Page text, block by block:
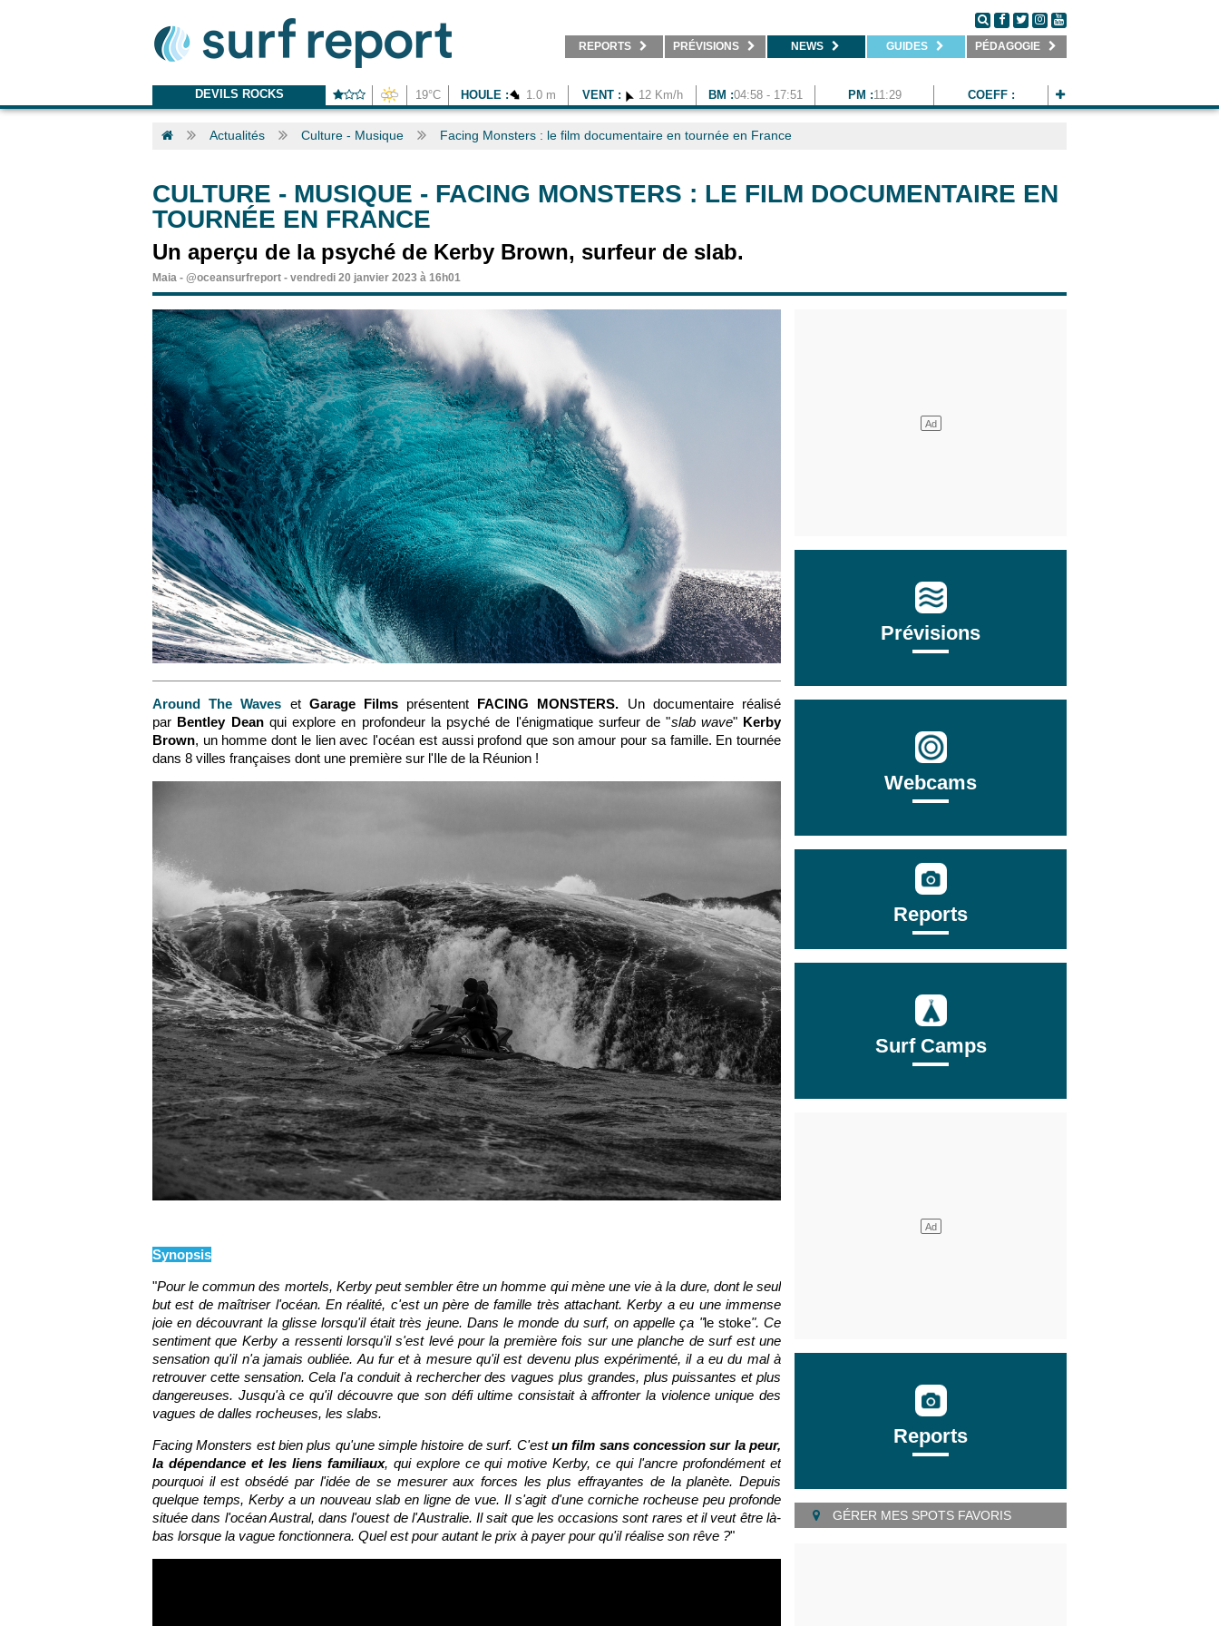
REPORTS PRÉVISIONS NEWS GUIDES PÉDAGOGIE
DEVILS ROCKS 19°C HOULE : 1.0 m VENT : 12 Km/h BM :04:58 - 17:51 PM :11:29 COEFF :
Actualités Culture - Musique Facing Monsters : le film documentaire en tournée en France
CULTURE - MUSIQUE - FACING MONSTERS : LE FILM DOCUMENTAIRE EN
TOURNÉE EN FRANCE
Un aperçu de la psyché de Kerby Brown, surfeur de slab.
Maia - @oceansurfreport - vendredi 20 janvier 2023 à 16h01
Around The Waves et Garage Filmsprésentent FACING MONSTERS. Un documentaire réalisé
par Bentley Dean qui explore en profondeur la psyché de l'énigmatique surfeur de "slab wave" Kerby
Brown, un homme dont le lien avec l'océan est aussi profond que son amour pour sa famille. En tournée
dans 8 villes françaises dont une première sur l'Ile de la Réunion !
Synopsis
"Pour le commun des mortels, Kerby peut sembler être un homme qui mène une vie à la dure, dont le seul
but est de maîtriser l'océan. En réalité, c'est un père de famille très attachant. Kerby a eu une immense
joie en découvrant la glisse lorsqu'il était très jeune. Dans le monde du surf, on appelle ça "le stoke". Ce
sentiment que Kerby a ressenti lorsqu'il s'est levé pour la première fois sur une planche de surf est une
sensation qu'il n'a jamais oubliée. Au fur et à mesure qu'il est devenu plus expérimenté, il a eu du mal à
retrouver cette sensation. Cela l'a conduit à rechercher des vagues plus grandes, plus puissantes et plus
dangereuses. Jusqu'à ce qu'il découvre que son défi ultime consistait à affronter la violence unique des
vagues de dalles rocheuses, les slabs.
Facing Monsters est bien plus qu'une simple histoire de surf. C'estun film sans concession sur la peur,
la dépendance et les liens familiaux, qui explore ce qui motive Kerby, ce qui l'ancre profondément et
pourquoi il est obsédé par l'idée de se mesurer aux forces les plus effrayantes de la planète. Depuis
quelque temps, Kerby a un nouveau slab en ligne de vue. Il s'agit d'une corniche rocheuse peu profonde
située dans l'océan Austral, dans l'ouest de l'Australie. Il sait que les occasions sont rares et il veut être là-
bas lorsque la vague fonctionnera. Quel est pour autant le prix à payer pour qu'il réalise son rêve ?"
Prévisions
Webcams
Reports
Surf Camps
Reports
GÉRER MES SPOTS FAVORIS